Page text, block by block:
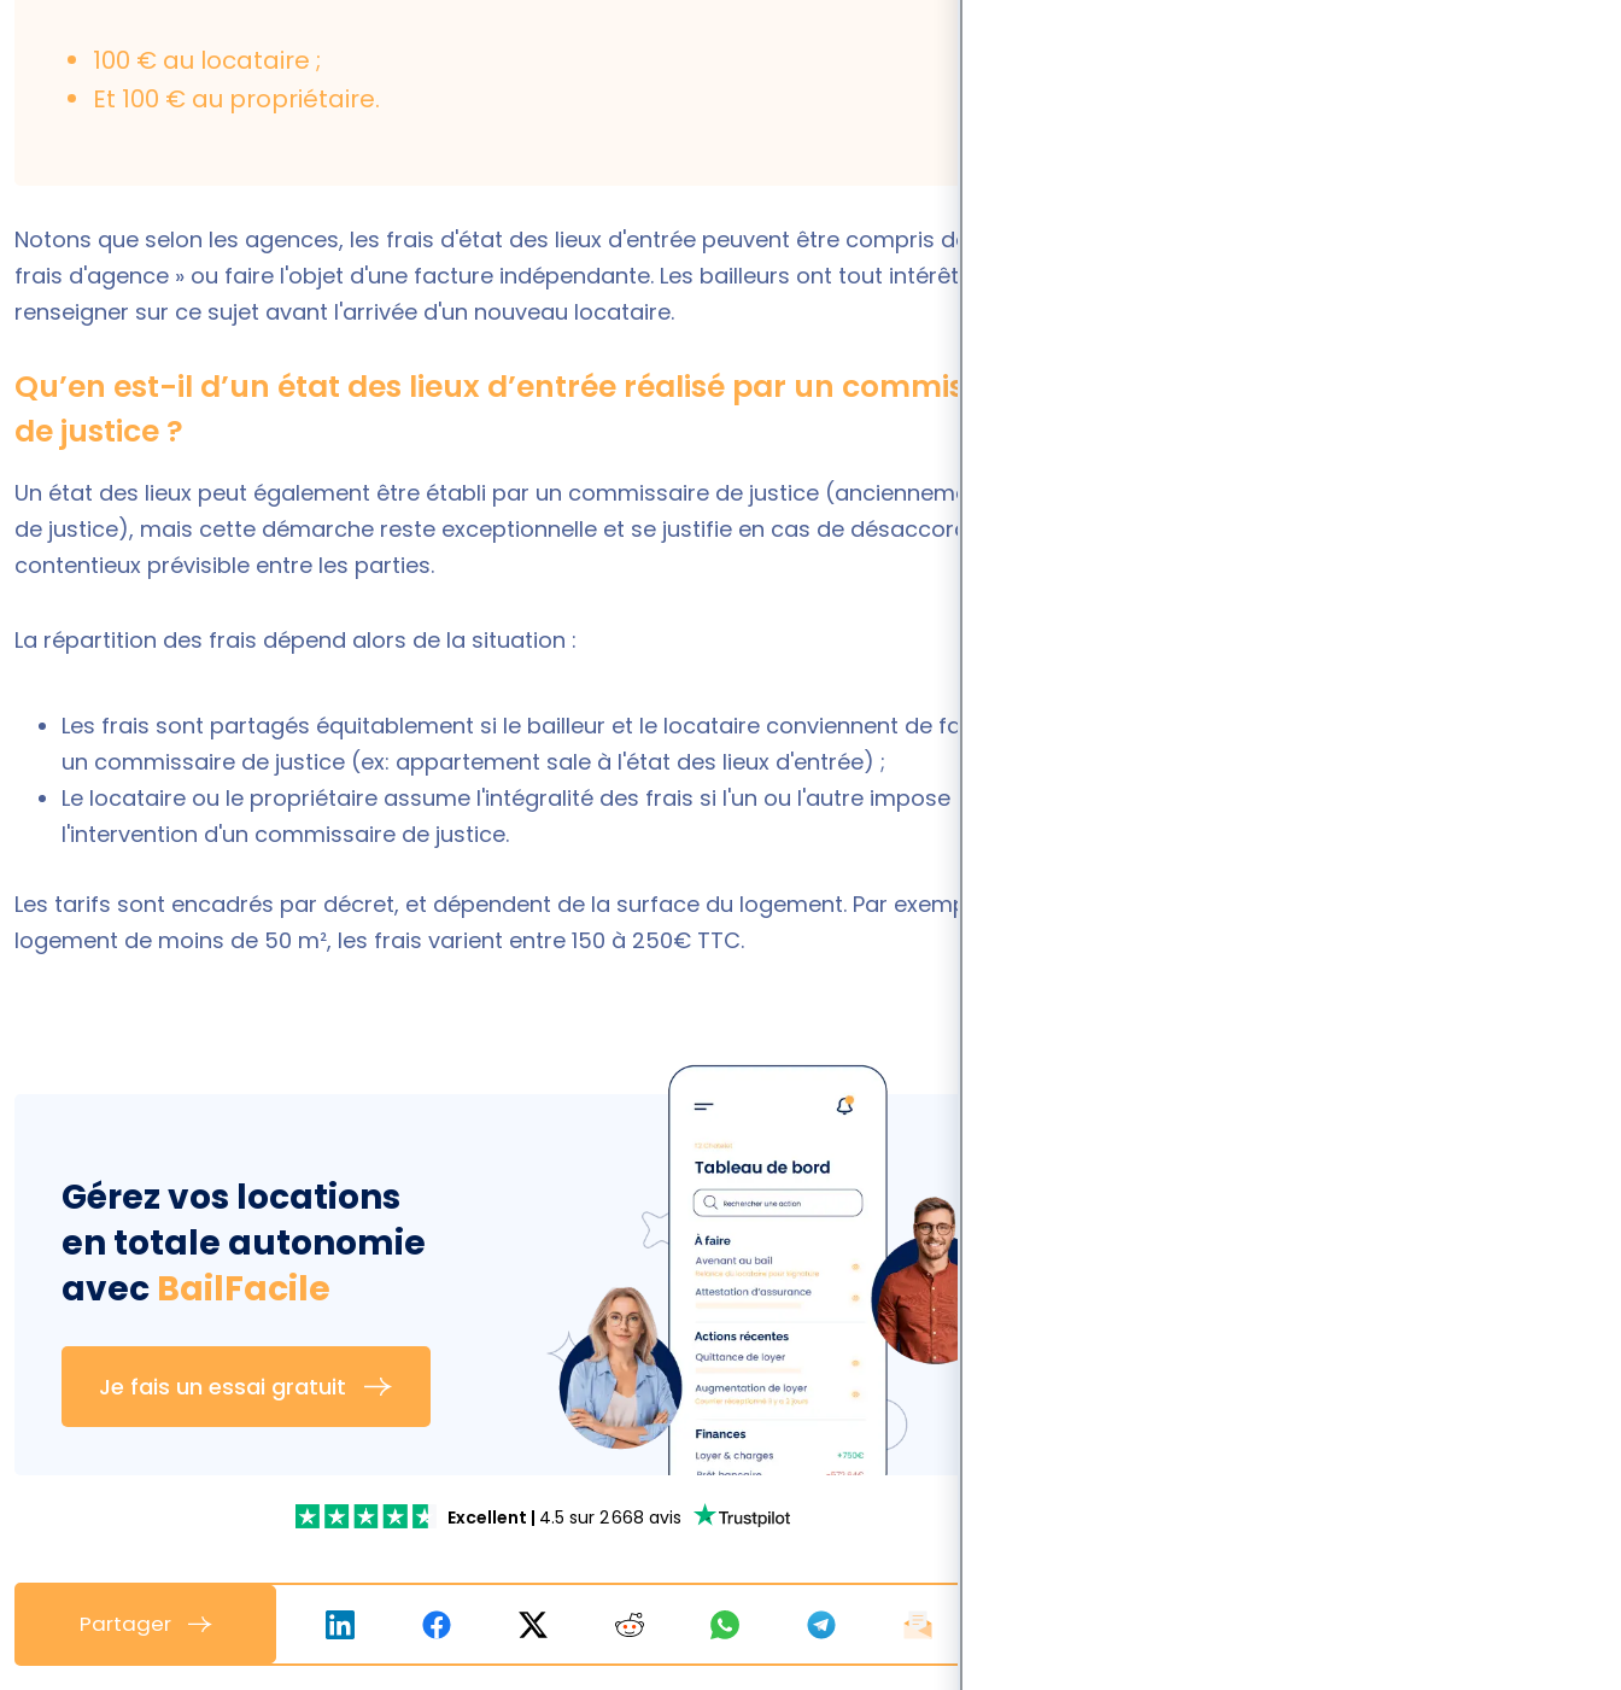
100 € au locataire ;
Et 100 € au propriétaire.
Notons que selon les agences, les frais d'état des lieux d'entrée peuvent être compris dans les «
frais d'agence » ou faire l'objet d'une facture indépendante. Les bailleurs ont tout intérêt à se
renseigner sur ce sujet avant l'arrivée d'un nouveau locataire.
Qu’en est-il d’un état des lieux d’entrée réalisé par un commissaire
de justice ?
Un état des lieux peut également être établi par un commissaire de justice (anciennement huissier
de justice), mais cette démarche reste exceptionnelle et se justifie en cas de désaccord ou de
contentieux prévisible entre les parties.
La répartition des frais dépend alors de la situation :
Les frais sont partagés équitablement si le bailleur et le locataire conviennent de faire appel à
un commissaire de justice (ex: appartement sale à l'état des lieux d'entrée) ;
Le locataire ou le propriétaire assume l'intégralité des frais si l'un ou l'autre impose
l'intervention d'un commissaire de justice.
Les tarifs sont encadrés par décret, et dépendent de la surface du logement. Par exemple, pour un
logement de moins de 50 m², les frais varient entre 150 à 250€ TTC.
Gérez vos locations
en totale autonomie
avec BailFacile
Je fais un essai gratuit
Excellent | 4.5 sur2 668 avis
Partager